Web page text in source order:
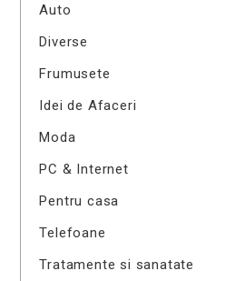
Auto
Diverse
Frumusete
Idei de Afaceri
Moda
PC & Internet
Pentru casa
Telefoane
Tratamente si sanatate